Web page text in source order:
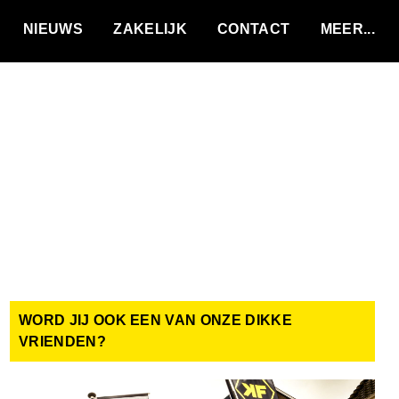
NIEUWS ZAKELIJK CONTACT
WORD JIJ OOK EEN VAN ONZE DIKKE
VRIENDEN?